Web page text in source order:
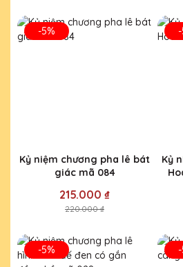
-5%
Kỷ niệm chương pha lê bát
giác mã 084
215.000 ₫
220.000 ₫
Kỷ
-5%